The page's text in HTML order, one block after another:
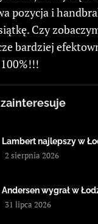
pozycja i
Czy
bardziej
zainteresuje
Lambert najlepszy w
2 sierpnia 2026
Andersen wygrał w
31 lipca 2026